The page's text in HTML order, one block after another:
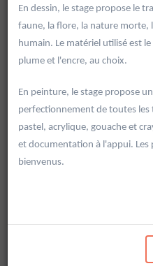
En dessin, le stage propose le
faune, la flore, la nature morte,
humain. Le matériel utilisé est
plume et l'encre, au choix.
En peinture, le stage propose
perfectionnement de toutes les
pastel, acrylique, gouache et
et documentation à l'appui. Les
bienvenus.